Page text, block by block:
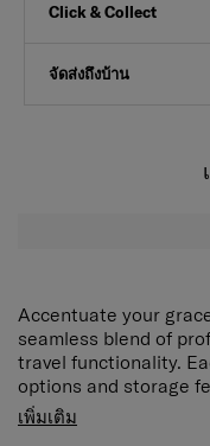
Click & Collect
จัดส่งถึงบ้าน
Accentuate your
seamless blend of
travel functionality.
options and storage
navigate your unique
minimalist design will
“Beauty in the
professional and chic
เพิ่มเติม